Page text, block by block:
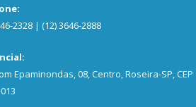
2328 | (12) 3646-2888
Epaminondas, 08, Centro, Roseira-SP, CEP